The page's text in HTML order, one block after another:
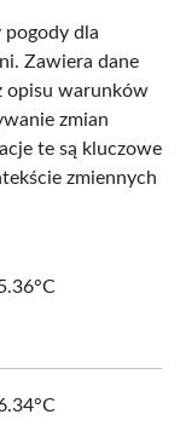
pogody dla
Zawiera dane
opisu warunków
zmian
te są kluczowe
zmiennych